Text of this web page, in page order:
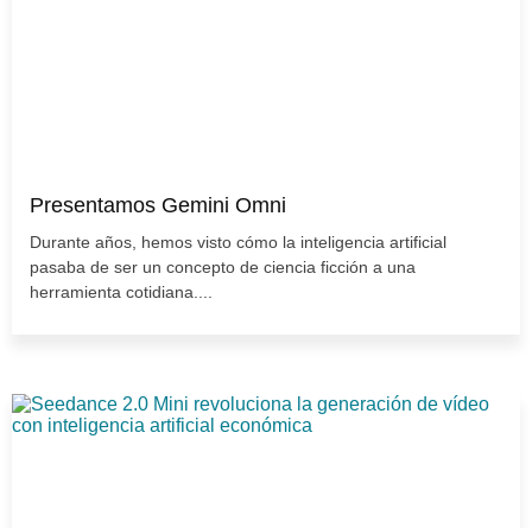
Presentamos Gemini Omni
Durante años, hemos visto cómo la inteligencia artificial
pasaba de ser un concepto de ciencia ficción a una
herramienta cotidiana....